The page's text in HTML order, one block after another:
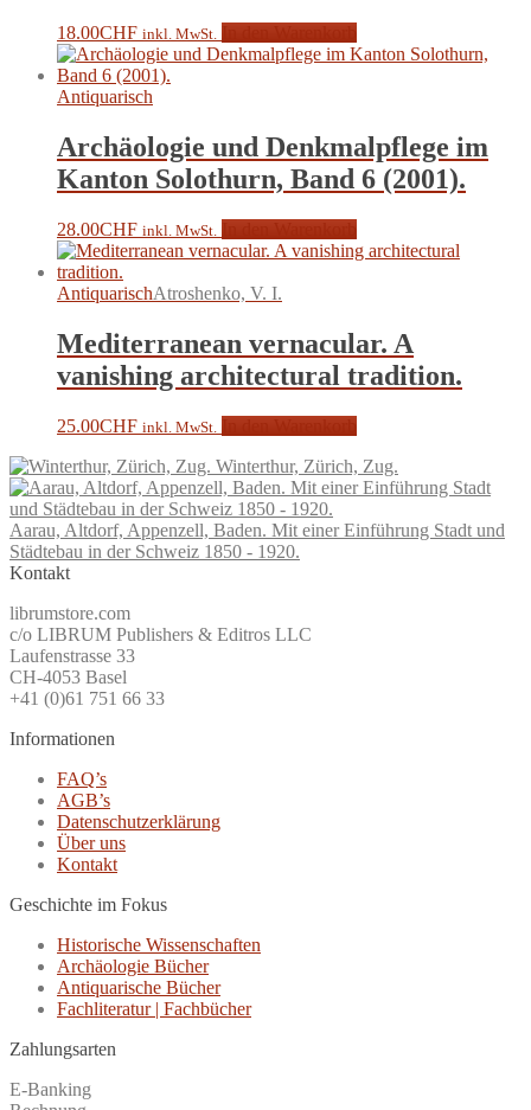
18.00CHF inkl. MwSt.
Antiquarisch
Archäologie und Denkmalpflege im
Kanton Solothurn, Band 6 (2001).
28.00CHF inkl. MwSt.
AntiquarischAtroshenko, V. I.
Mediterranean vernacular. A
vanishing architectural tradition.
25.00CHF inkl. MwSt.
Winterthur, Zürich, Zug.
Aarau, Altdorf, Appenzell, Baden. Mit einer Einführung Stadt und
Städtebau in der Schweiz 1850 - 1920.
Kontakt
librumstore.com
c/o LIBRUM Publishers & Editros LLC
Laufenstrasse 33
CH-4053 Basel
+41 (0)61 751 66 33
Informationen
FAQ’s
AGB’s
Datenschutzerklärung
Über uns
Kontakt
Geschichte im Fokus
Historische Wissenschaften
Archäologie Bücher
Antiquarische Bücher
Fachliteratur | Fachbücher
Zahlungsarten
E-Banking